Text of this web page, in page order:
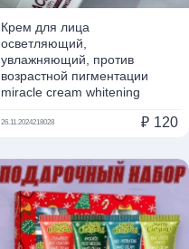
Крем для лица
осветляющий,
увлажняющий, против
возрастной пигментации
miracle cream whitening
26.11.2024218028 ₽ 120